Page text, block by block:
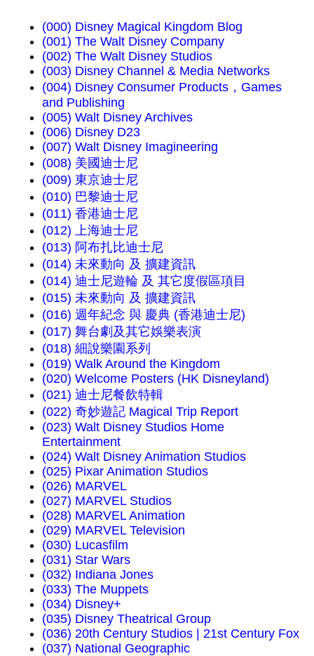
(000) Disney Magical Kingdom Blog
(001) The Walt Disney Company
(002) The Walt Disney Studios
(003) Disney Channel & Media Networks
(004) Disney Consumer Products，Games
and Publishing
(005) Walt Disney Archives
(006) Disney D23
(007) Walt Disney Imagineering
(008) 美國迪士尼
(009) 東京迪士尼
(010) 巴黎迪士尼
(011) 香港迪士尼
(012) 上海迪士尼
(013) 阿布扎比迪士尼
(014) 未來動向 及 擴建資訊
(014) 迪士尼遊輪 及 其它度假區項目
(015) 未來動向 及 擴建資訊
(016) 週年紀念 與 慶典 (香港迪士尼)
(017) 舞台劇及其它娛樂表演
(018) 細說樂園系列
(019) Walk Around the Kingdom
(020) Welcome Posters (HK Disneyland)
(021) 迪士尼餐飲特輯
(022) 奇妙遊記 Magical Trip Report
(023) Walt Disney Studios Home
Entertainment
(024) Walt Disney Animation Studios
(025) Pixar Animation Studios
(026) MARVEL
(027) MARVEL Studios
(028) MARVEL Animation
(029) MARVEL Television
(030) Lucasfilm
(031) Star Wars
(032) Indiana Jones
(033) The Muppets
(034) Disney+
(035) Disney Theatrical Group
(036) 20th Century Studios | 21st Century Fox
(037) National Geographic